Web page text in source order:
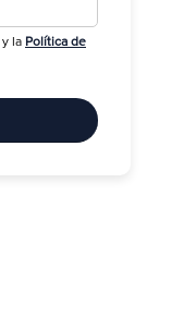
y la Política de